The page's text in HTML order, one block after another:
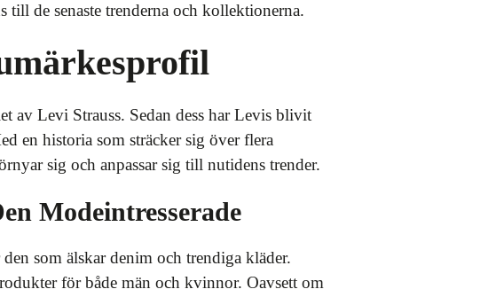
de senaste trenderna och kollektionerna.
av Levi Strauss. Sedan dess har Levis blivit
en historia som sträcker sig över flera
sig och anpassar sig till nutidens trender.
Modeintresserade
som älskar denim och trendiga kläder.
för både män och kvinnor. Oavsett om